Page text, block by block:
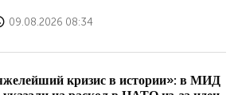
09.08.2026 08:34
кризис в истории»: в МИД